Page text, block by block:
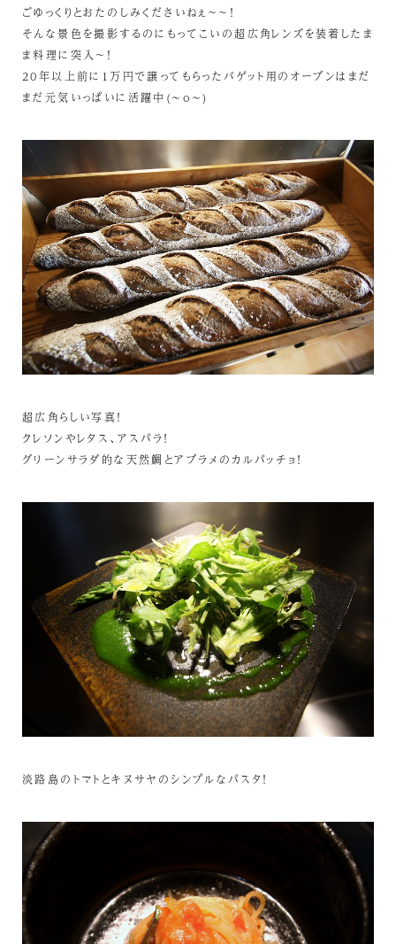
ごゆっくりとおたのしみくださいねぇ～～！
そんな景色を撮影するのにもってこいの超広角レンズを装着したま
ま料理に突入～！
20年以上前に1万円で譲ってもらったバゲット用のオーブンはまだ
まだ元気いっぱいに活躍中(~o~)
超広角らしい写真！
クレソンやレタス、アスパラ！
グリーンサラダ的な天然鯛とアブラメのカルパッチョ！
淡路島のトマトとキヌサヤのシンプルなパスタ！